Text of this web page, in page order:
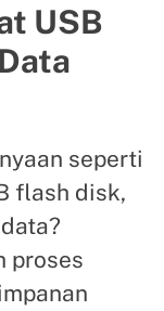
USB
seperti
flash disk,
proses